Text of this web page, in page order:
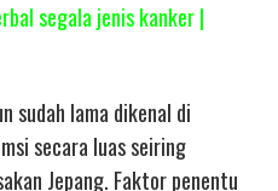
segala jenis kanker |
sudah lama dikenal di
secara luas seiring
Jepang. Faktor penentu